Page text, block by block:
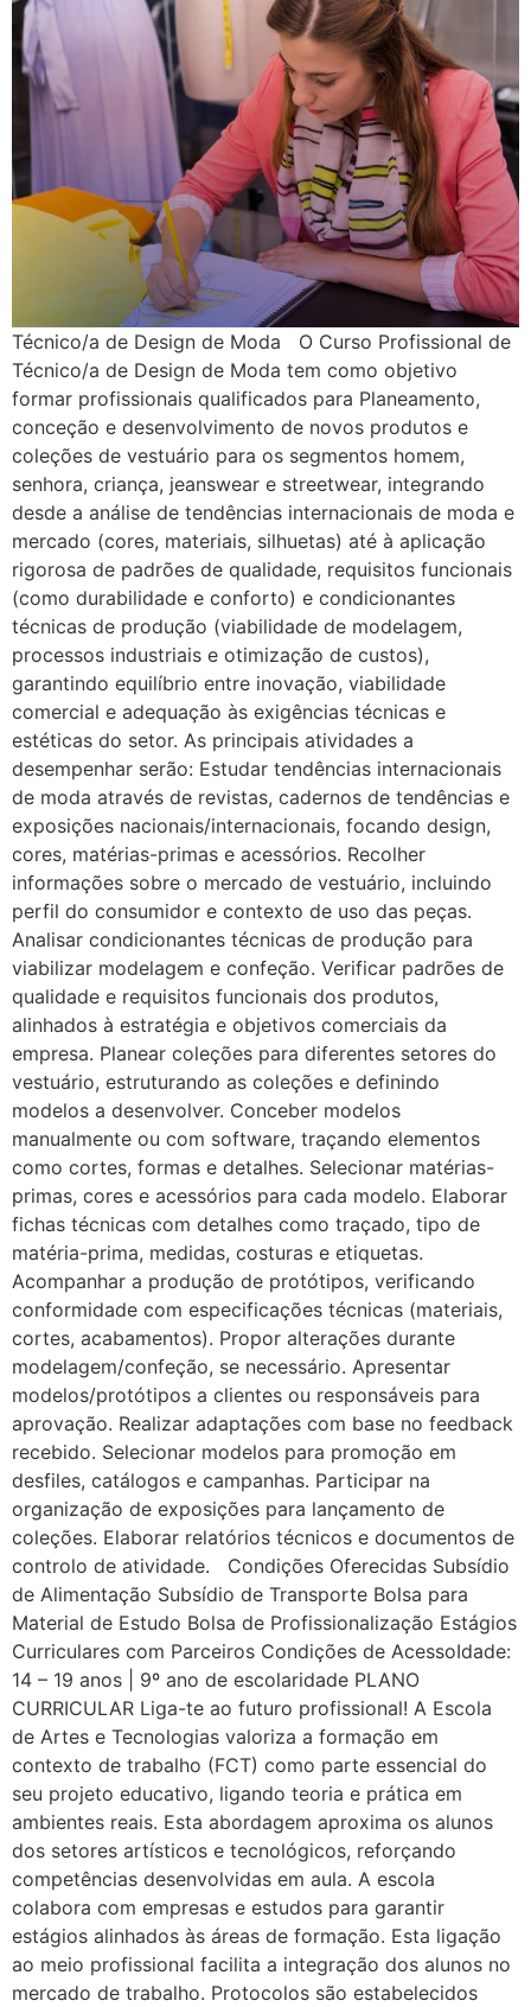
Técnico/a de Design de Moda O Curso Profissional de
Técnico/a de Design de Moda tem como objetivo
formar profissionais qualificados para Planeamento,
conceção e desenvolvimento de novos produtos e
coleções de vestuário para os segmentos homem,
senhora, criança, jeanswear e streetwear, integrando
desde a análise de tendências internacionais de moda e
mercado (cores, materiais, silhuetas) até à aplicação
rigorosa de padrões de qualidade, requisitos funcionais
(como durabilidade e conforto) e condicionantes
técnicas de produção (viabilidade de modelagem,
processos industriais e otimização de custos),
garantindo equilíbrio entre inovação, viabilidade
comercial e adequação às exigências técnicas e
estéticas do setor. As principais atividades a
desempenhar serão: Estudar tendências internacionais
de moda através de revistas, cadernos de tendências e
exposições nacionais/internacionais, focando design,
cores, matérias-primas e acessórios. Recolher
informações sobre o mercado de vestuário, incluindo
perfil do consumidor e contexto de uso das peças.
Analisar condicionantes técnicas de produção para
viabilizar modelagem e confeção. Verificar padrões de
qualidade e requisitos funcionais dos produtos,
alinhados à estratégia e objetivos comerciais da
empresa. Planear coleções para diferentes setores do
vestuário, estruturando as coleções e definindo
modelos a desenvolver. Conceber modelos
manualmente ou com software, traçando elementos
como cortes, formas e detalhes. Selecionar matérias-
primas, cores e acessórios para cada modelo. Elaborar
fichas técnicas com detalhes como traçado, tipo de
matéria-prima, medidas, costuras e etiquetas.
Acompanhar a produção de protótipos, verificando
conformidade com especificações técnicas (materiais,
cortes, acabamentos). Propor alterações durante
modelagem/confeção, se necessário. Apresentar
modelos/protótipos a clientes ou responsáveis para
aprovação. Realizar adaptações com base no feedback
recebido. Selecionar modelos para promoção em
desfiles, catálogos e campanhas. Participar na
organização de exposições para lançamento de
coleções. Elaborar relatórios técnicos e documentos de
controlo de atividade. Condições Oferecidas Subsídio
de Alimentação Subsídio de Transporte Bolsa para
Material de Estudo Bolsa de Profissionalização Estágios
Curriculares com Parceiros Condições de AcessoIdade:
14 – 19 anos | 9º ano de escolaridade PLANO
CURRICULAR Liga-te ao futuro profissional! A Escola
de Artes e Tecnologias valoriza a formação em
contexto de trabalho (FCT) como parte essencial do
seu projeto educativo, ligando teoria e prática em
ambientes reais. Esta abordagem aproxima os alunos
dos setores artísticos e tecnológicos, reforçando
competências desenvolvidas em aula. A escola
colabora com empresas e estudos para garantir
estágios alinhados às áreas de formação. Esta ligação
ao meio profissional facilita a integração dos alunos no
mercado de trabalho. Protocolos são estabelecidos